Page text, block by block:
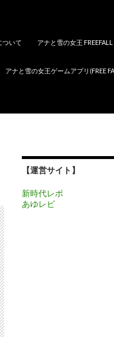
ついて アナと雪の女王
アナと雪の女王ゲームアプリ(FREE
【運営サイト】
新時代レポ
あゆレビ